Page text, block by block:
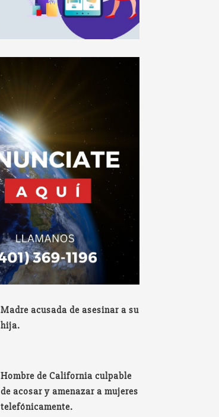
Madre acusada de asesinar a su
hija.
Hombre de California culpable
de acosar y amenazar a mujeres
telefónicamente.